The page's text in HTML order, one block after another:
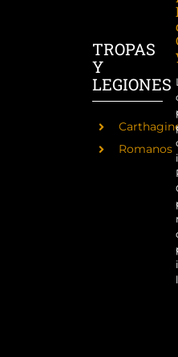
TROPAS
Y
LEGIONES
Romanos